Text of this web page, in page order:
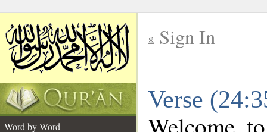
Sign In
Verse
Word by Word